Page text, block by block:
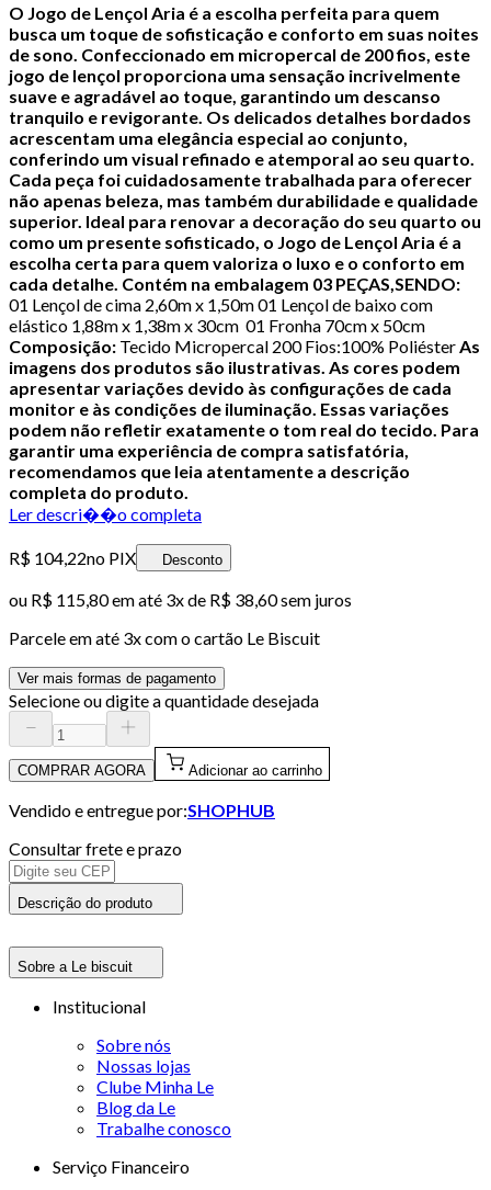
O Jogo de Lençol Aria é a escolha perfeita para quem
busca um toque de sofisticação e conforto em suas noites
de sono. Confeccionado em micropercal de 200 fios, este
jogo de lençol proporciona uma sensação incrivelmente
suave e agradável ao toque, garantindo um descanso
tranquilo e revigorante. Os delicados detalhes bordados
acrescentam uma elegância especial ao conjunto,
conferindo um visual refinado e atemporal ao seu quarto.
Cada peça foi cuidadosamente trabalhada para oferecer
não apenas beleza, mas também durabilidade e qualidade
superior. Ideal para renovar a decoração do seu quarto ou
como um presente sofisticado, o Jogo de Lençol Aria é a
escolha certa para quem valoriza o luxo e o conforto em
cada detalhe. Contém na embalagem 03 PEÇAS,SENDO:
01 Lençol de cima 2,60m x 1,50m 01 Lençol de baixo com
elástico 1,88m x 1,38m x 30cm 01 Fronha 70cm x 50cm
Composição: Tecido Micropercal 200 Fios:100% PoliésterAs
imagens dos produtos são ilustrativas. As cores podem
apresentar variações devido às configurações de cada
monitor e às condições de iluminação. Essas variações
podem não refletir exatamente o tom real do tecido. Para
garantir uma experiência de compra satisfatória,
recomendamos que leia atentamente a descrição
completa do produto.
Ler descri��o completa
R$ 104,22no PIX Desconto
ou R$ 115,80em até 3x de R$ 38,60 sem juros
Parcele em até 3x com o cartão Le Biscuit
Ver mais formas de pagamento
Selecione ou digite a quantidade desejada
COMPRAR AGORA Adicionar ao carrinho
Vendido e entregue por:SHOPHUB
Consultar frete e prazo
Descrição do produto
Sobre a Le biscuit
Institucional
Sobre nós
Nossas lojas
Clube Minha Le
Blog da Le
Trabalhe conosco
Serviço Financeiro